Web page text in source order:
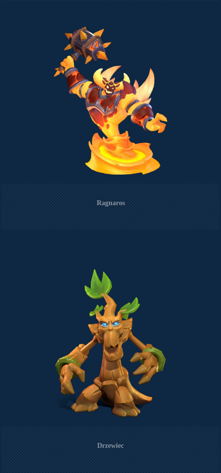
Ragnaros
Drzewiec